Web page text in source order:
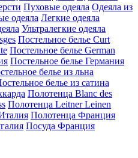
Пуховые одеяла Одеяла из
одеяла Легкие одеяла
Ультралегкие одеяла
Постельное белье Curt
Постельное белье German
Постельное белье Германия
белье из льна
белье из сатина
Полотенца Blanc des
Полотенца Leitner Leinen
Полотенца Франция
Посуда Франция